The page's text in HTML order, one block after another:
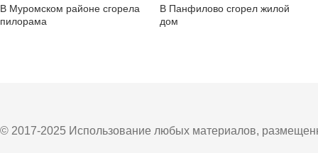
В Муромском районе сгорела
пилорама
В Панфилово сгорел жилой
дом
© 2017-2025 Использование любых материалов,